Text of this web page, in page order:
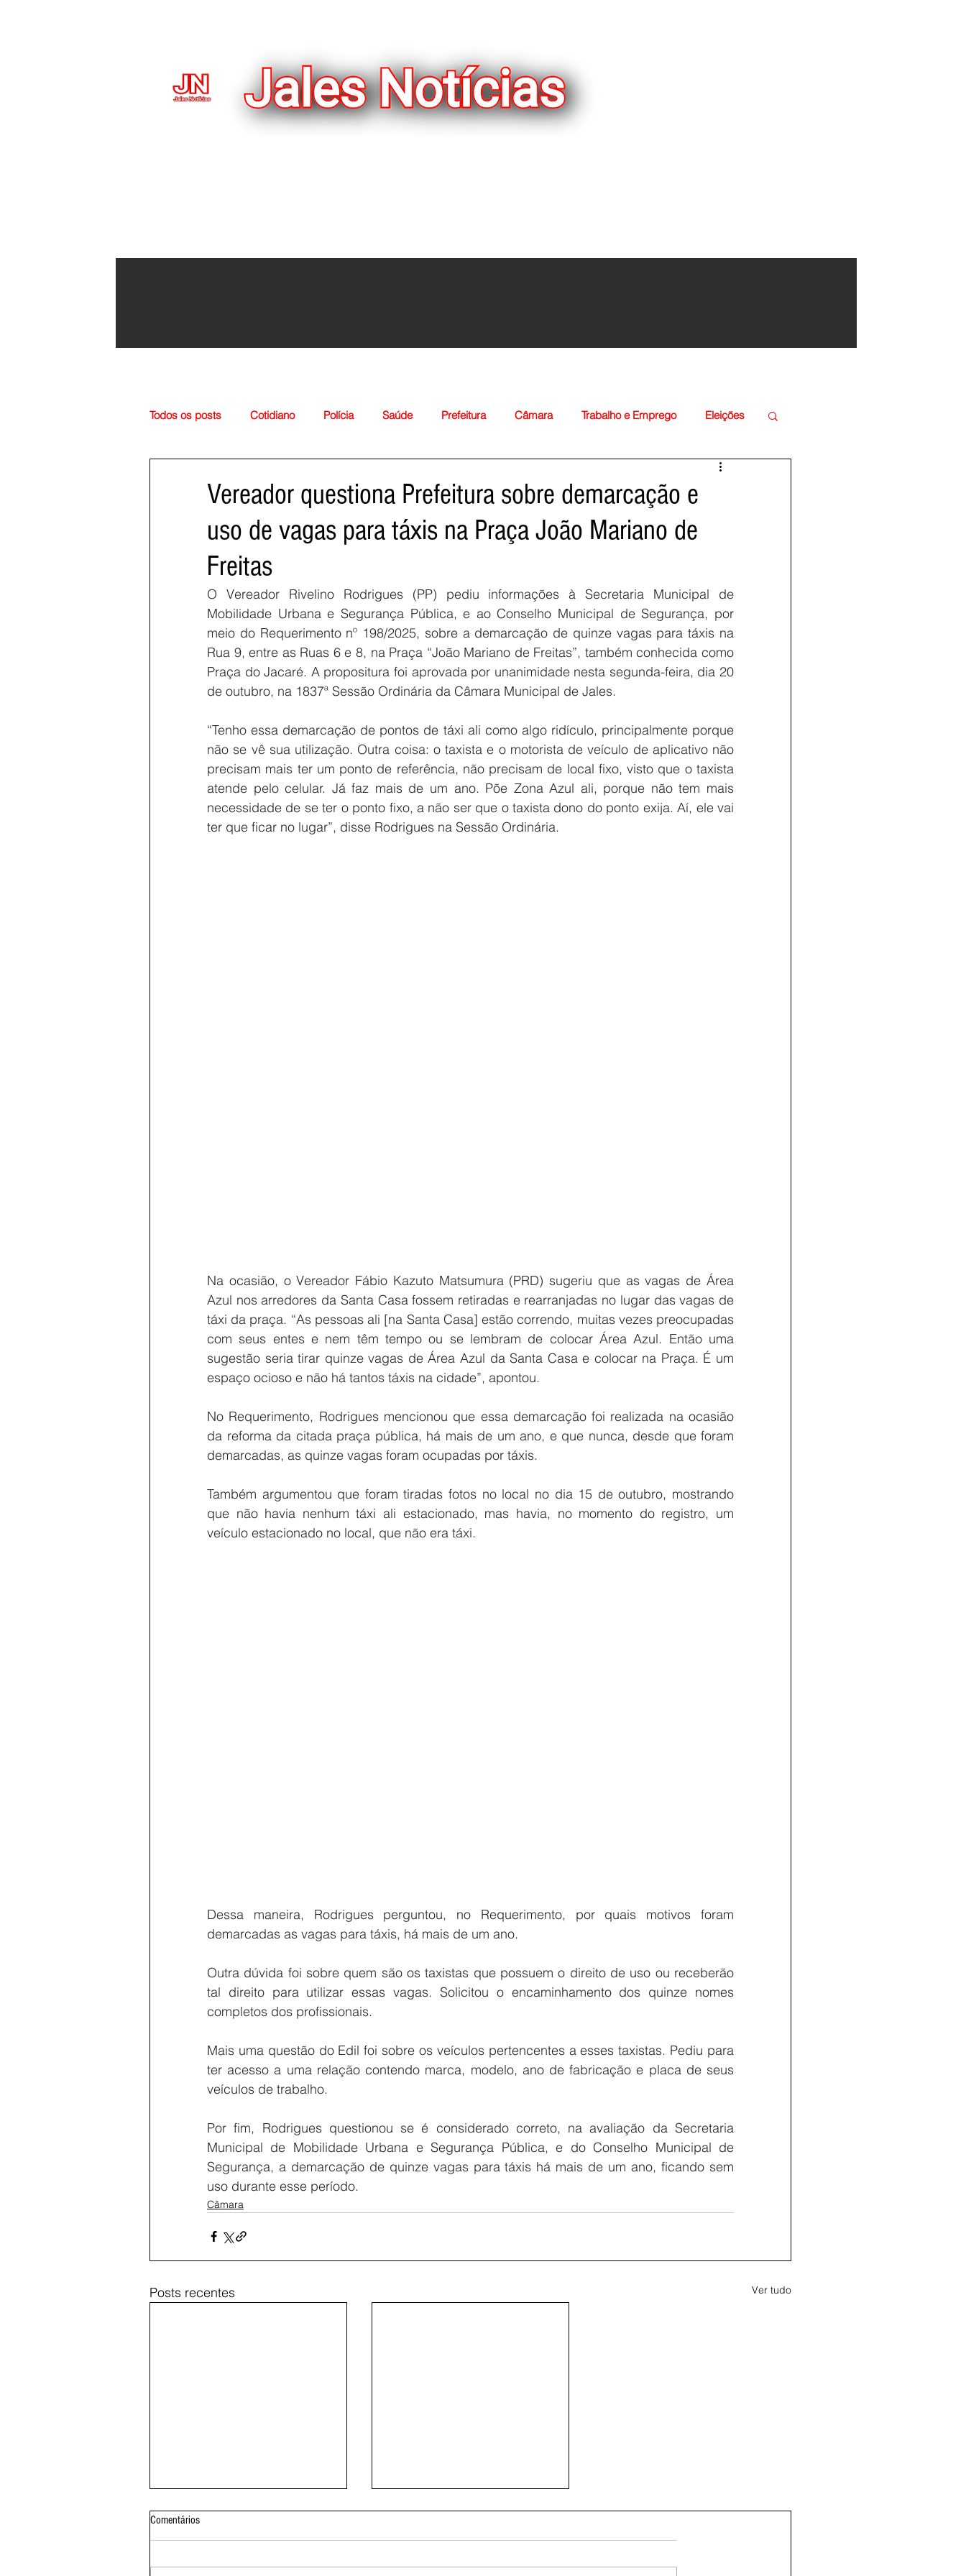
Voltar
Todos os posts Cotidiano Polícia Saúde Prefeitura Câmara Trabalho e Emprego Eleições
Vereador questiona Prefeitura sobre demarcação e
uso de vagas para táxis na Praça João Mariano de
Freitas
O Vereador Rivelino Rodrigues (PP) pediu informações à Secretaria Municipal de
Mobilidade Urbana e Segurança Pública, e ao Conselho Municipal de Segurança, por
meio do Requerimento nº 198/2025, sobre a demarcação de quinze vagas para táxis na
Rua 9, entre as Ruas 6 e 8, na Praça “João Mariano de Freitas”, também conhecida como
Praça do Jacaré. A propositura foi aprovada por unanimidade nesta segunda-feira, dia 20
de outubro, na 1837ª Sessão Ordinária da Câmara Municipal de Jales.
“Tenho essa demarcação de pontos de táxi ali como algo ridículo, principalmente porque
não se vê sua utilização. Outra coisa: o taxista e o motorista de veículo de aplicativo não
precisam mais ter um ponto de referência, não precisam de local fixo, visto que o taxista
atende pelo celular. Já faz mais de um ano. Põe Zona Azul ali, porque não tem mais
necessidade de se ter o ponto fixo, a não ser que o taxista dono do ponto exija. Aí, ele vai
ter que ficar no lugar”, disse Rodrigues na Sessão Ordinária.
Na ocasião, o Vereador Fábio Kazuto Matsumura (PRD) sugeriu que as vagas de Área
Azul nos arredores da Santa Casa fossem retiradas e rearranjadas no lugar das vagas de
táxi da praça. “As pessoas ali [na Santa Casa] estão correndo, muitas vezes preocupadas
com seus entes e nem têm tempo ou se lembram de colocar Área Azul. Então uma
sugestão seria tirar quinze vagas de Área Azul da Santa Casa e colocar na Praça. É um
espaço ocioso e não há tantos táxis na cidade”, apontou.
No Requerimento, Rodrigues mencionou que essa demarcação foi realizada na ocasião
da reforma da citada praça pública, há mais de um ano, e que nunca, desde que foram
demarcadas, as quinze vagas foram ocupadas por táxis.
Também argumentou que foram tiradas fotos no local no dia 15 de outubro, mostrando
que não havia nenhum táxi ali estacionado, mas havia, no momento do registro, um
veículo estacionado no local, que não era táxi.
Dessa maneira, Rodrigues perguntou, no Requerimento, por quais motivos foram
demarcadas as vagas para táxis, há mais de um ano.
Outra dúvida foi sobre quem são os taxistas que possuem o direito de uso ou receberão
tal direito para utilizar essas vagas. Solicitou o encaminhamento dos quinze nomes
completos dos profissionais.
Mais uma questão do Edil foi sobre os veículos pertencentes a esses taxistas. Pediu para
ter acesso a uma relação contendo marca, modelo, ano de fabricação e placa de seus
veículos de trabalho.
Por fim, Rodrigues questionou se é considerado correto, na avaliação da Secretaria
Municipal de Mobilidade Urbana e Segurança Pública, e do Conselho Municipal de
Segurança, a demarcação de quinze vagas para táxis há mais de um ano, ficando sem
uso durante esse período.
Câmara
Posts recentes Ver tudo
Comentários